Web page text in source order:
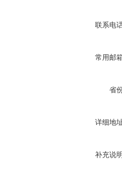
联系电
常用邮
省
详细地
补充说